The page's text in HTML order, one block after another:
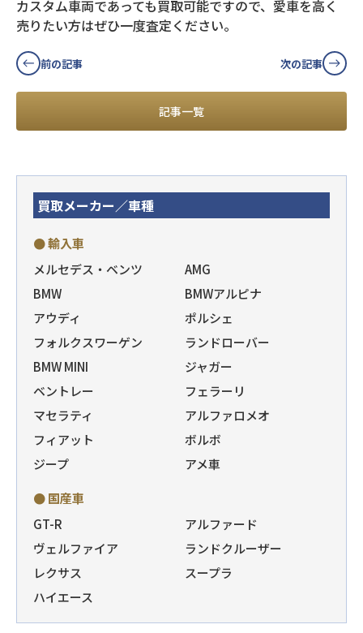
カスタム車両であっても買取可能ですので、愛車を高く
売りたい方はぜひ一度査定ください。
前の記事
記事一覧
次の記事
買取メーカー／車種
● 輸入車
メルセデス・ベンツ
AMG
BMW
BMWアルピナ
アウディ
ポルシェ
フォルクスワーゲン
ランドローバー
BMW MINI
ジャガー
ベントレー
フェラーリ
マセラティ
アルファロメオ
フィアット
ボルボ
ジープ
アメ車
● 国産車
GT-R
アルファード
ヴェルファイア
ランドクルーザー
レクサス
スープラ
ハイエース